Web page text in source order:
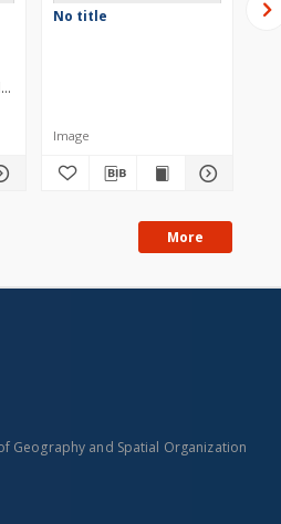
Geographisches Institut (Wiedeń).
No title
Image
More
Geography and Spatial Organization